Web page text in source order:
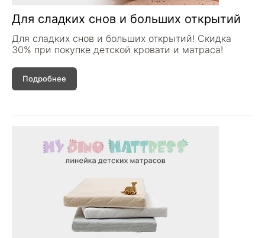
Для сладких снов и больших открытий
Для сладких снов и больших открытий! Скидка
30% при покупке детской кровати и матраса!
Подробнее